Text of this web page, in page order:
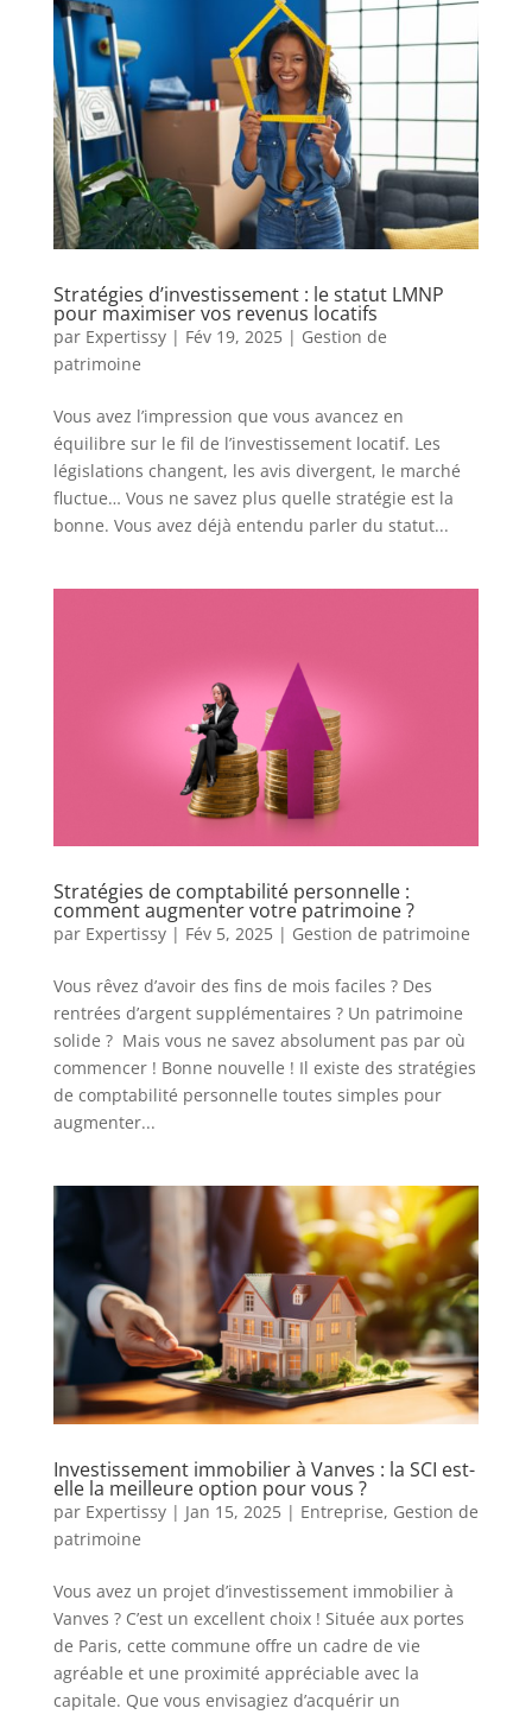
Stratégies d’investissement : le statut LMNP
pour maximiser vos revenus locatifs
par Expertissy| Fév 19, 2025| Gestion de
patrimoine
Vous avez l’impression que vous avancez en
équilibre sur le fil de l’investissement locatif. Les
législations changent, les avis divergent, le marché
fluctue… Vous ne savez plus quelle stratégie est la
bonne. Vous avez déjà entendu parler du statut...
Stratégies de comptabilité personnelle :
comment augmenter votre patrimoine ?
par Expertissy| Fév 5, 2025| Gestion de patrimoine
Vous rêvez d’avoir des fins de mois faciles ? Des
rentrées d’argent supplémentaires ? Un patrimoine
solide ? Mais vous ne savez absolument pas par où
commencer ! Bonne nouvelle ! Il existe des stratégies
de comptabilité personnelle toutes simples pour
augmenter...
Investissement immobilier à Vanves : la SCI est-
elle la meilleure option pour vous ?
par Expertissy| Jan 15, 2025| Entreprise, Gestion de
patrimoine
Vous avez un projet d’investissement immobilier à
Vanves ? C’est un excellent choix ! Située aux portes
de Paris, cette commune offre un cadre de vie
agréable et une proximité appréciable avec la
capitale. Que vous envisagiez d’acquérir un